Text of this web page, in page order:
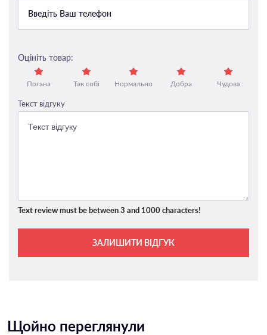
Оцініть товар:
Погана Так собі Нормально Добра Чудова
Текст відгуку
Text review must be between 3 and 1000 characters!
ЗАЛИШИТИ ВІДГУК
Щойно переглянули